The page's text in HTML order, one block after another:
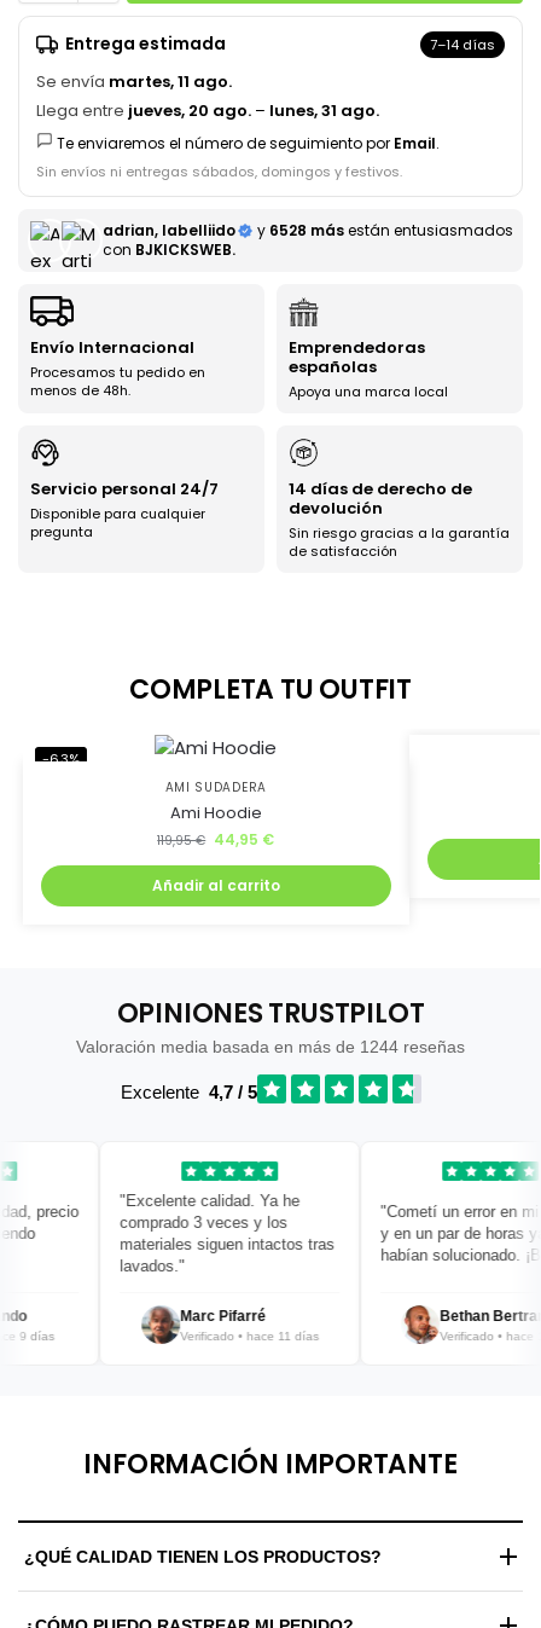
Entrega estimada 7–14 días
Se envía martes, 11 ago.
Llega entre jueves, 20 ago. – lunes, 31 ago.
Te enviaremos el número de seguimiento por Email.
Sin envíos ni entregas sábados, domingos y festivos.
adrian, labelliido y 6528 másestán entusiasmados
con BJKICKSWEB.
Envío Internacional
Procesamos tu pedido en
menos de 48h.
Emprendedoras
españolas
Apoya una marca local
Servicio personal 24/7
Disponible para cualquier
pregunta
14 días de derecho de
devolución
Sin riesgo gracias a la garantía
de satisfacción
COMPLETA TU OUTFIT
-63%
AMI SUDADERA
Ami Hoodie
119,95€ 44,95 €
Añadir al carrito
OPINIONES TRUSTPILOT
Valoración media basada en más de 1244 reseñas
Excelente 4,7 / 5
precio
9 días
"Excelente calidad. Ya he
comprado 3 veces y los
materiales siguen intactos tras
lavados."
Marc Pifarré
Verificado • hace 11 días
"Cometí un error en mi
y en un par de horas ya
habían solucionado.
Bethan Bertrand
Verificado • hace 12
INFORMACIÓN IMPORTANTE
¿QUÉ CALIDAD TIENEN LOS PRODUCTOS?